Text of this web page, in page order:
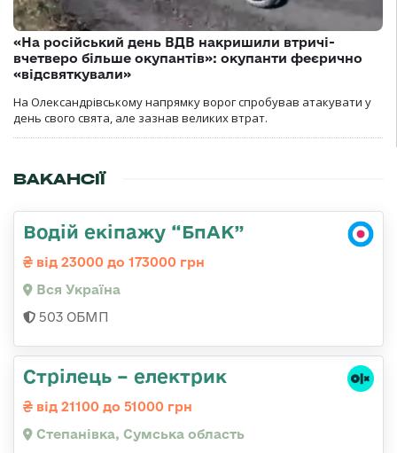
«На російський день ВДВ накришили втричі-
вчетверо більше окупантів»: окупанти феєрично
«відсвяткували»
На Олександрівському напрямку ворог спробував атакувати у
день свого свята, але зазнав великих втрат.
ВАКАНСІЇ
Водій екіпажу “БпАК”
від 23000 до 173000 грн
Вся Україна
503 ОБМП
Стрілець – електрик
від 21100 до 51000 грн
Степанівка, Сумська область